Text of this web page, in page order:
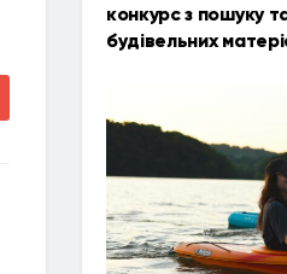
конкурс з пошуку
будівельних